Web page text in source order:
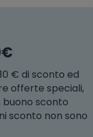
€ di sconto ed
offerte speciali,
buono sconto
sconto non sono